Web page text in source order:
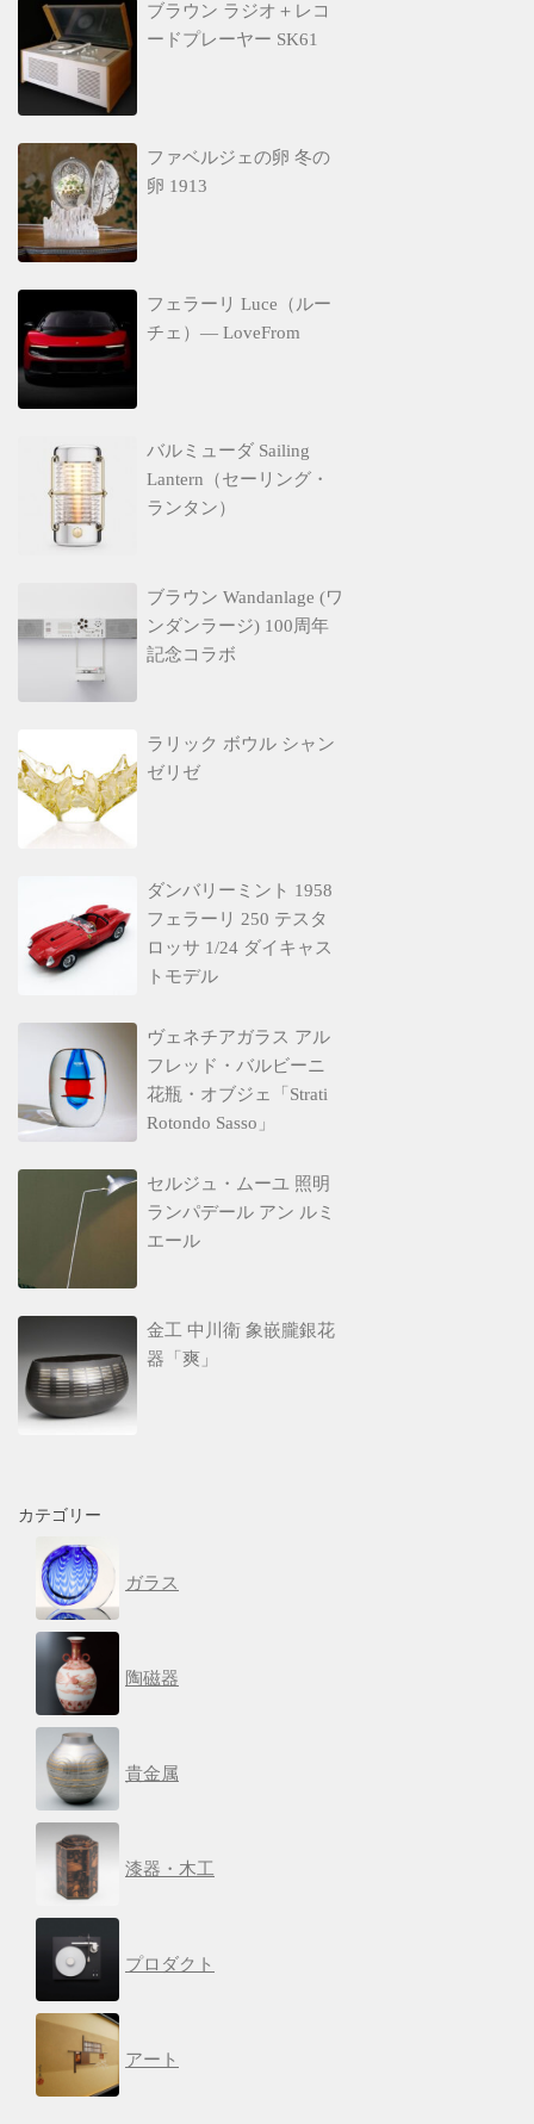
ブラウン ラジオ＋レコ
ードプレーヤー SK61
ファベルジェの卵 冬の
卵 1913
フェラーリ Luce（ルー
チェ）— LoveFrom
バルミューダ Sailing
Lantern（セーリング・
ランタン）
ブラウン Wandanlage (ワ
ンダンラージ) 100周年
記念コラボ
ラリック ボウル シャン
ゼリゼ
ダンバリーミント 1958
フェラーリ 250 テスタ
ロッサ 1/24 ダイキャス
トモデル
ヴェネチアガラス アル
フレッド・バルビーニ
花瓶・オブジェ「Strati
Rotondo Sasso」
セルジュ・ムーユ 照明
ランパデール アン ルミ
エール
金工 中川衛 象嵌朧銀花
器「爽」
カテゴリー
ガラス
陶磁器
貴金属
漆器・木工
プロダクト
アート